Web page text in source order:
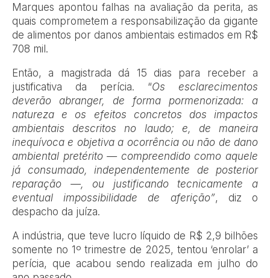
Marques apontou falhas na avaliação da perita, as
quais comprometem a responsabilização da gigante
de alimentos por danos ambientais estimados em R$
708 mil.
Então, a magistrada dá 15 dias para receber a
justificativa da perícia. “Os esclarecimentos
deverão abranger, de forma pormenorizada: a
natureza e os efeitos concretos dos impactos
ambientais descritos no laudo; e, de maneira
inequívoca e objetiva a ocorrência ou não de dano
ambiental pretérito — compreendido como aquele
já consumado, independentemente de posterior
reparação —, ou justificando tecnicamente a
eventual impossibilidade de aferição”, diz o
despacho da juíza.
A indústria, que teve lucro líquido de R$ 2,9 bilhões
somente no 1º trimestre de 2025, tentou ‘enrolar’ a
perícia, que acabou sendo realizada em julho do